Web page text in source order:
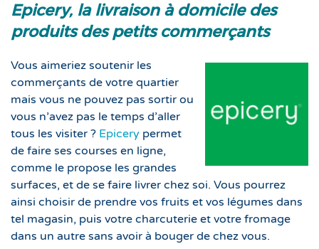
Epicery, la livraison à domicile des
produits des petits commerçants
Vous aimeriez soutenir les
commerçants de votre quartier
mais vous ne pouvez pas sortir ou
vous n’avez pas le temps d’aller
tous les visiter ? Epicery permet
de faire ses courses en ligne,
comme le propose les grandes
surfaces, et de se faire livrer chez soi. Vous pourrez
ainsi choisir de prendre vos fruits et vos légumes dans
tel magasin, puis votre charcuterie et votre fromage
dans un autre sans avoir à bouger de chez vous.